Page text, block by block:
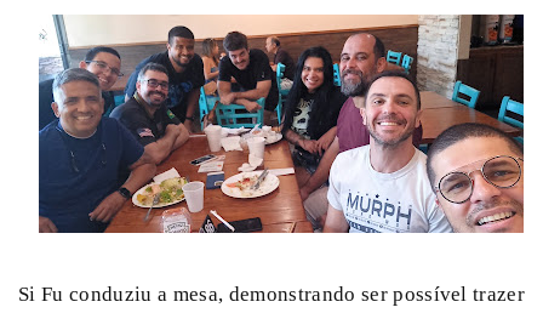
Si Fu conduziu a mesa, demonstrando ser possível trazer